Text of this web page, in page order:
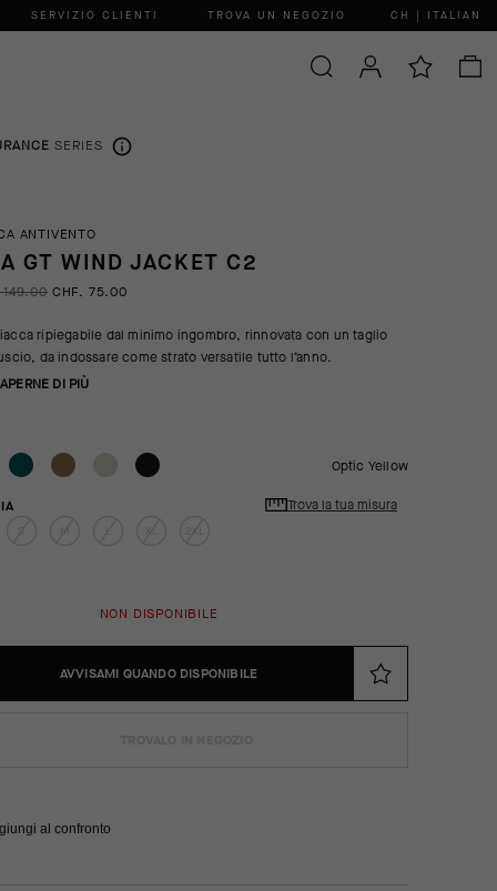
SERVIZIO CLIENTI TROVA UN NEGOZIO CH | ITALIAN
SERIES
ANTIVENTO
GT WIND JACKET C2
149.00 CHF. 75.00
ripiegabile dal minimo ingombro, rinnovata con un taglio
da indossare come strato versatile tutto l’anno.
DI PIÙ
Optic Yellow
Trova la tua misura
NON DISPONIBILE
AVVISAMI QUANDO DISPONIBILE
al confronto